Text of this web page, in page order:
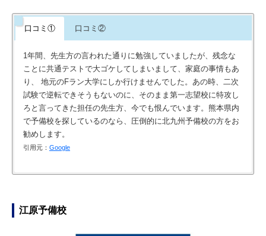
口コミ① 口コミ②
1年間、先生方の言われた通りに勉強していましたが、残念な
ことに共通テストで大ゴケしてしまいまして、家庭の事情もあ
り、 地元のFラン大学にしか行けませんでした。あの時、二次
試験で逆転できそうもないのに、そのまま第一志望校に特攻し
ろと言ってきた担任の先生方、今でも恨んでいます。熊本県内
で予備校を探しているのなら、圧倒的に北九州予備校の方をお
勧めします。
引用元： Google
up)
江原予備校